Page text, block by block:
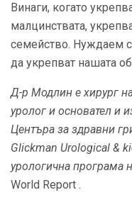
Винаги, когато
малцинствата,
семейство. Нуждаем
да укрепват нашата
Д-р Модлин е хирург
уролог и основател и
Центъра за здравни
Glickman Urological &
урологична програма
World Report .